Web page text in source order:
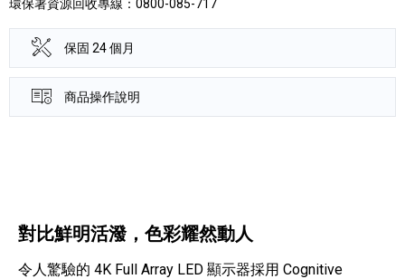
環保署資源回收專線：0800-085-717
保固 24 個月
商品操作說明
對比鮮明活潑，色彩耀然動人
令人驚驗的 4K Full Array LED 顯示器採用 Cognitive